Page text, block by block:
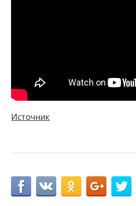
Источник